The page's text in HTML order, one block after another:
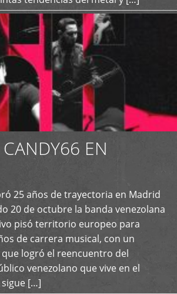
EN
25 años de trayectoria en Madrid
20 de octubre la banda venezolana
pisó territorio europeo para
de carrera musical, con un
logró el reencuentro del
venezolano que vive en el
[…]
+